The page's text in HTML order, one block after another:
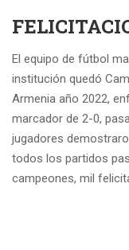
El equipo de fútbol
institución quedó
Armenia año 2022,
marcador de 2-0,
jugadores
todos los partidos
campeones, mil